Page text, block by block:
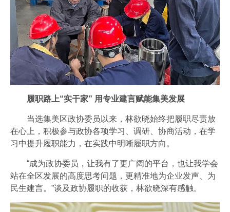
履职路上“实干家” 用专业建言赋能集美发展
当选集美区政协委员以来，林欲晓始终把履职尽责放
在心上，积极参与政协各项学习、调研、协商活动，在学
习中提升履职能力，在实践中明晰履职方向。
“成为政协委员，让我有了更广阔的平台，也让我学会
站在全区发展的高度思考问题，更精准地为企业发声、为
民生建言。”谈及政协履职的收获，林欲晓深有感触。